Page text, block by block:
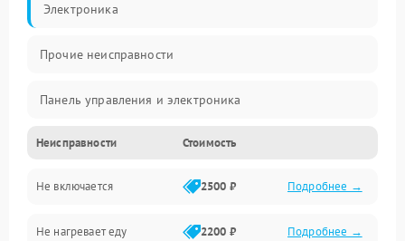
Электроника
Прочие неисправности
Панель управления и электроника
Дверца и корпус
Механика и внутренние элементы
Механические повреждения
Неисправности Стоимость
Не включается 2500 ₽ Подробнее →
Не нагревает еду 2200 ₽ Подробнее →